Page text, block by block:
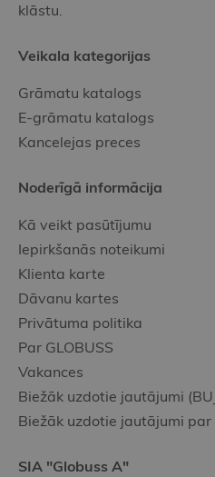
klāstu.
Veikala kategorijas
Grāmatu katalogs
E-grāmatu katalogs
Kancelejas preces
Noderīgā informācija
Kā veikt pasūtījumu
Iepirkšanās noteikumi
Klienta karte
Dāvanu kartes
Privātuma politika
Par GLOBUSS
Vakances
Biežāk uzdotie jautājumi
Biežāk uzdotie jautājumi
SIA "Globuss A"